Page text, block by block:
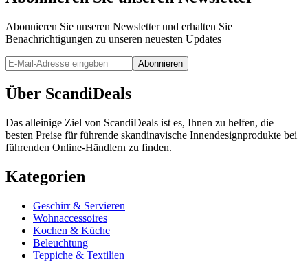
Abonnieren Sie unseren Newsletter und erhalten Sie
Benachrichtigungen zu unseren neuesten Updates
Abonnieren
Über ScandiDeals
Das alleinige Ziel von ScandiDeals ist es, Ihnen zu helfen, die
besten Preise für führende skandinavische Innendesignprodukte bei
führenden Online-Händlern zu finden.
Kategorien
Geschirr & Servieren
Wohnaccessoires
Kochen & Küche
Beleuchtung
Teppiche & Textilien